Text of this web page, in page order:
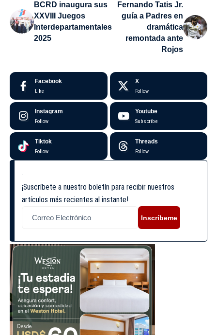
BCRD inaugura sus
XXVIII Juegos
Interdepartamentales
2025
Fernando Tatis Jr.
guía a Padres en
dramática
remontada ante
Rojos
Facebook
Like
X
Follow
Instagram
Follow
Youtube
Subscribe
Tiktok
Follow
Threads
Follow
¡Suscríbete a nuestro boletín para recibir nuestros
artículos más recientes al instante!
Inscríbeme